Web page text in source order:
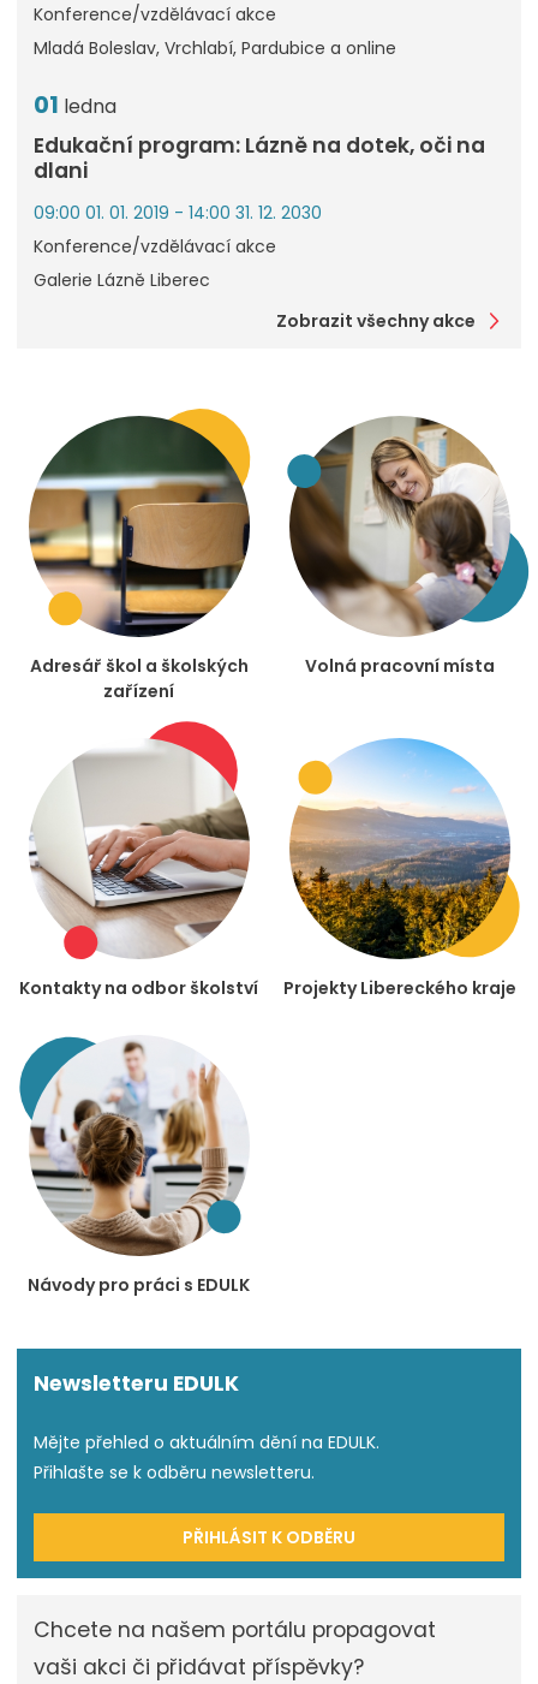
Konference/vzdělávací akce
Mladá Boleslav, Vrchlabí, Pardubice a online
01 ledna
Edukační program: Lázně na dotek, oči na
dlani
09:00 01. 01. 2019 - 14:00 31. 12. 2030
Konference/vzdělávací akce
Galerie Lázně Liberec
Zobrazit všechny akce
Adresář škol a školských
zařízení
Volná pracovní místa
Kontakty na odbor školství Projekty Libereckého kraje
Návody pro práci s EDULK
Newsletteru EDULK
Mějte přehled o aktuálním dění na EDULK.
Přihlašte se k odběru newsletteru.
PŘIHLÁSIT K ODBĚRU
Chcete na našem portálu propagovat
vaši akci či přidávat příspěvky?